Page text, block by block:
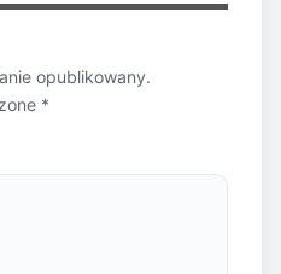
opublikowany.
*